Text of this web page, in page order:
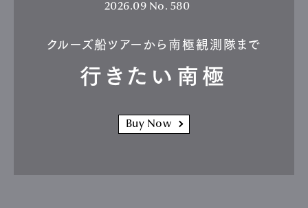
2026.09 No. 580
クルーズ船ツアーから南極観測隊まで
行きたい南極
Buy Now